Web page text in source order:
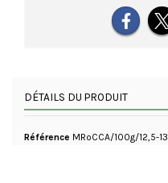
DÉTAILS DU PRODUIT
Référence MRoCCA/100g/12,5-13